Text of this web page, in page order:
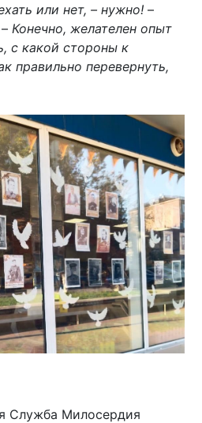
или нет, – нужно! –
–Конечно, желателен опыт
с какой стороны к
правильно перевернуть,
Служба Милосердия